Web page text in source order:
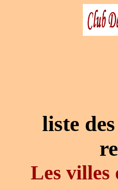
liste
Les villes